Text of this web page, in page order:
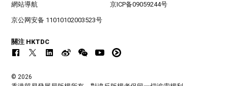
網站導航 京ICP备09059244号
京公网安备 11010102003523号
關注 HKTDC
© 2026